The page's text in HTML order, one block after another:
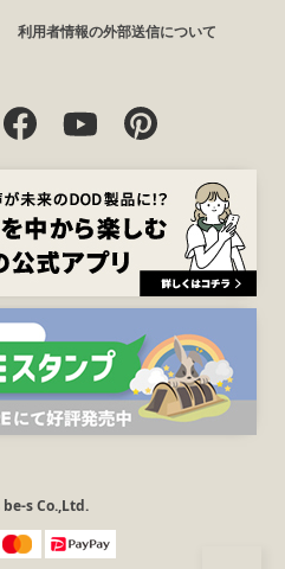
利用者情報の外部送信について
s Co.,Ltd.